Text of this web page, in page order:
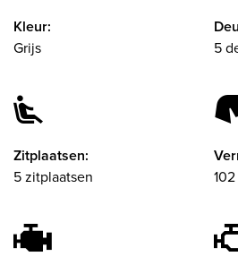
Kleur:
Grijs
5
Zitplaatsen:
5 zitplaatsen